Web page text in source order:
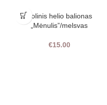
Folinis helio balionas
„Mėnulis”/melsvas
€15.00